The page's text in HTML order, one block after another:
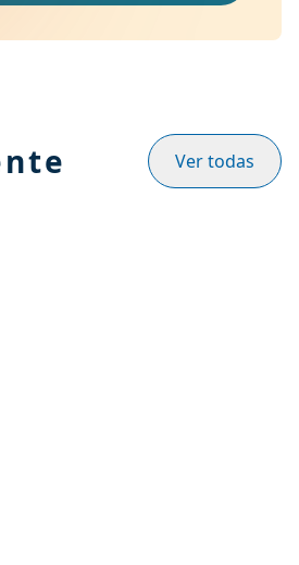
Ver todas